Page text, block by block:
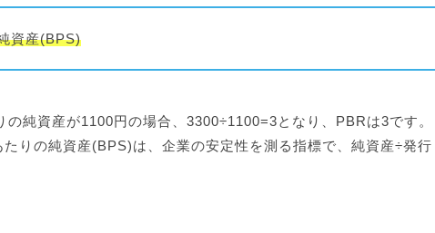
資産(BPS)
純資産が1100円の場合、3300÷1100=3となり、PBRは3です。
りの純資産(BPS)は、企業の安定性を測る指標で、純資産÷発行